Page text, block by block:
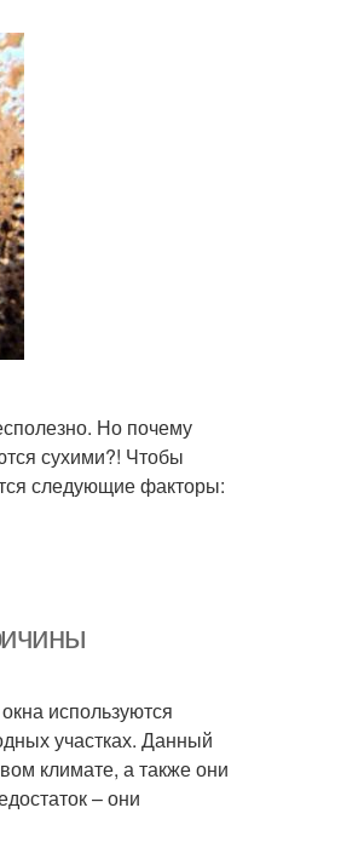
Но почему
сухими?! Чтобы
следующие факторы:
используются
участках. Данный
климате, а также они
– они